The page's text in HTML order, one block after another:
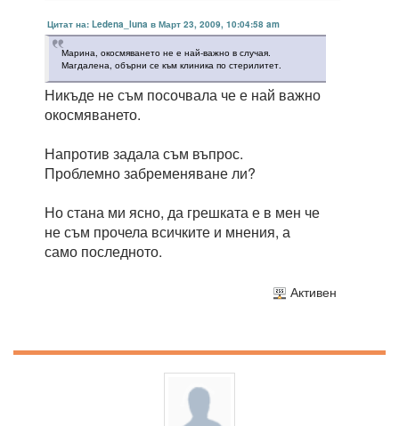
Цитат на: Ledena_luna в Март 23, 2009, 10:04:58 am
Марина, окосмяването не е най-важно в случая.
Магдалена, обърни се към клиника по стерилитет.
Никъде не съм посочвала че е най важно
окосмяването.
Напротив задала съм въпрос.
Проблемно забременяване ли?
Но стана ми ясно, да грешката е в мен че
не съм прочела всичките и мнения, а
само последното.
Активен